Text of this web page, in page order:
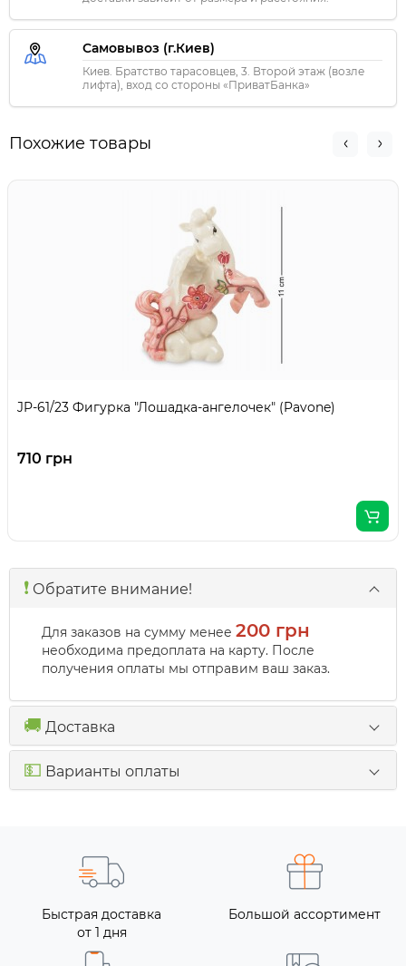
Самовывоз (г.Киев)
Киев. Братство тарасовцев, 3. Второй этаж (возле
лифта), вход со стороны «ПриватБанка»
Похожие товары
JP-61/23 Фигурка "Лошадка-ангелочек" (Pavone)
710 грн
❗️ Обратите внимание!
Для заказов на сумму менее 200 грн
необходима предоплата на карту. После
получения оплаты мы отправим ваш заказ.
🚚 Доставка
💵 Варианты оплаты
Быстрая доставка
от 1 дня
Большой ассортимент